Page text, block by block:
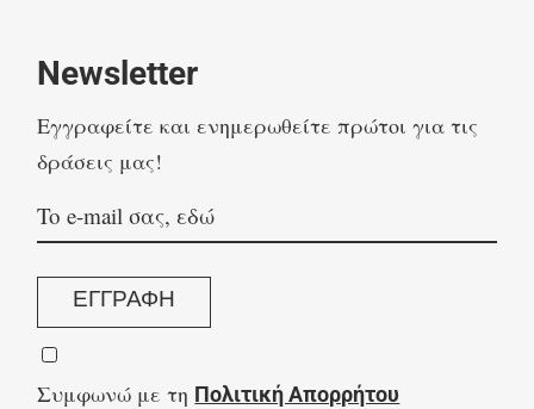
Newsletter
Eγγραφείτε και ενημερωθείτε πρώτοι για τις
δράσεις μας!
ΕΓΓΡΑΦΗ
Συμφωνώ με τη Πολιτική Απορρήτου